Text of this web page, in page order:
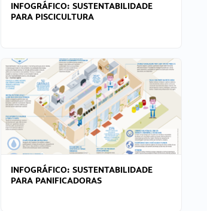
INFOGRÁFICO: SUSTENTABILIDADE
PARA PISCICULTURA
INFOGRÁFICO: SUSTENTABILIDADE
PARA PANIFICADORAS